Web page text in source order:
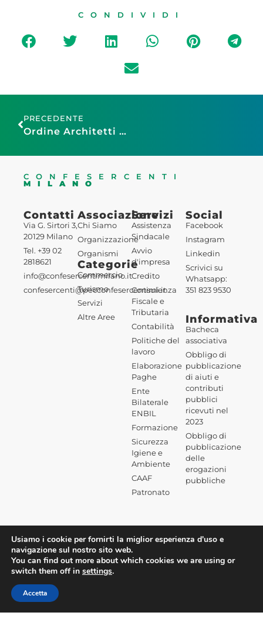
CONDIVIDI
PRECEDENTE
Ordine Architetti Monza e Brianza:seminario formativo antincendio 14.04.2026
CONFESERCENTI
MILANO
Contatti
Via G. Sirtori 3,
20129 Milano
Tel. +39 02
2818621
info@confesercentimilano.it
confesercenti@pecconfesercentimi.it
Associazione
Chi Siamo
Organizzazione
Organismi
Categorie
Commercio
Turismo
Servizi
Altre Aree
Servizi
Assistenza
Sindacale
Avvio
d'impresa
Credito
Consulenza
Fiscale e
Tributaria
Contabilità
Politiche del
lavoro
Elaborazione
Paghe
Ente
Bilaterale
ENBIL
Formazione
Sicurezza
Igiene e
Ambiente
CAAF
Patronato
Social
Facebook
Instagram
Linkedin
Scrivici su
Whatsapp:
351 823 9530
Informativa
Bacheca
associativa
Obbligo di
pubblicazione
di aiuti e
contributi
pubblici
ricevuti nel
2023
Obbligo di
pubblicazione
delle
erogazioni
pubbliche
Usiamo i cookie per fornirti la miglior esperienza d'uso e
navigazione sul nostro sito web.
You can find out more about which cookies we are using or
switch them off in settings.
Accetta